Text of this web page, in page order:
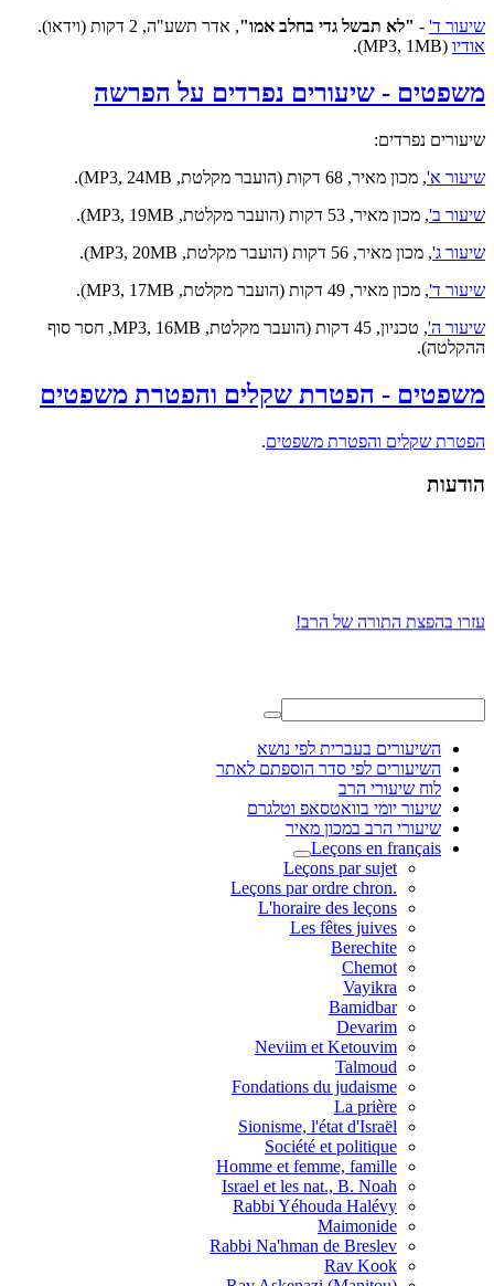
שיעור ד' - "לא תבשל גדי בחלב אמו", אדר תשע"ה, 2 דקות (וידאו).
אודיו (MP3, 1MB).
משפטים - שיעורים נפרדים על הפרשה
שיעורים נפרדים:
שיעור א', מכון מאיר, 68 דקות (הועבר מקלטת, MP3, 24MB).
שיעור ב', מכון מאיר, 53 דקות (הועבר מקלטת, MP3, 19MB).
שיעור ג', מכון מאיר, 56 דקות (הועבר מקלטת, MP3, 20MB).
שיעור ד', מכון מאיר, 49 דקות (הועבר מקלטת, MP3, 17MB).
שיעור ה'
, טכניון, 45 דקות (הועבר מקלטת, MP3, 16MB, חסר סוף
ההקלטה).
משפטים - הפטרת שקלים והפטרת משפטים
הפטרת שקלים והפטרת משפטים.
הודעות
עזרו בהפצת התורה של הרב!
השיעורים בעברית לפי נושא
השיעורים לפי סדר הוספתם לאתר
לוח שיעורי הרב
שיעור יומי בוואטסאפ וטלגרם
שיעורי הרב במכון מאיר
Leçons en français
Leçons par sujet
.Leçons par ordre chron
L'horaire des leçons
Les fêtes juives
Berechite
Chemot
Vayikra
Bamidbar
Devarim
Neviim et Ketouvim
Talmoud
Fondations du judaisme
La prière
Sionisme, l'état d'Israël
Société et politique
Homme et femme, famille
Israel et les nat., B. Noah
Rabbi Yéhouda Halévy
Maimonide
Rabbi Na'hman de Breslev
Rav Kook